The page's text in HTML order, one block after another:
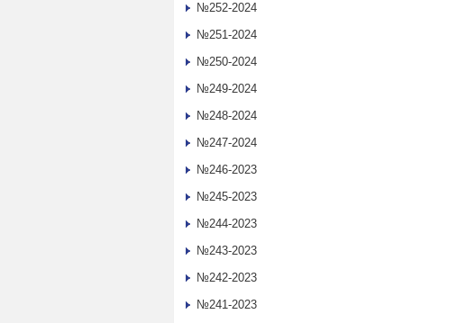
№252-2024
№251-2024
№250-2024
№249-2024
№248-2024
№247-2024
№246-2023
№245-2023
№244-2023
№243-2023
№242-2023
№241-2023